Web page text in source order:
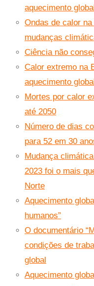
aquecimento
Ondas de calor
mudanças
Ciência não
Calor extremo na
aquecimento
Mortes por calor
até 2050
Número de dias
para 52 em 30
Mudança
2023 foi o mais
Norte
Aquecimento
humanos”
O documentário
condições de
global
Aquecimento